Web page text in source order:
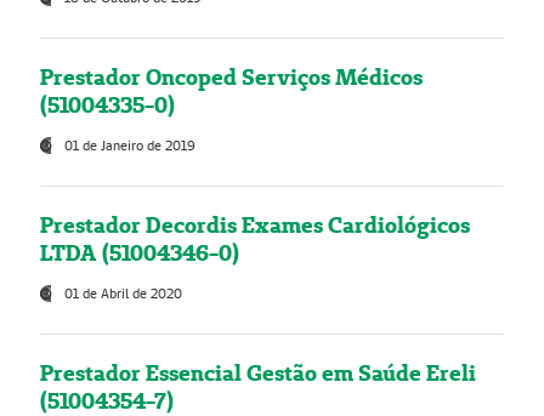
Prestador Oncoped Serviços Médicos
(51004335-0)
01 de Janeiro de 2019
Prestador Decordis Exames Cardiológicos
LTDA (51004346-0)
01 de Abril de 2020
Prestador Essencial Gestão em Saúde Ereli
(51004354-7)